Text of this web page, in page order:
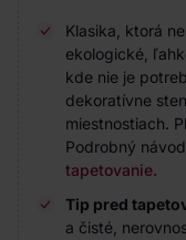
Klasika, ktorá
ekologické,
kde nie je
dekoratívne
miestnostiach.
Podrobný
tapetovanie.
Tip pred
a čisté,